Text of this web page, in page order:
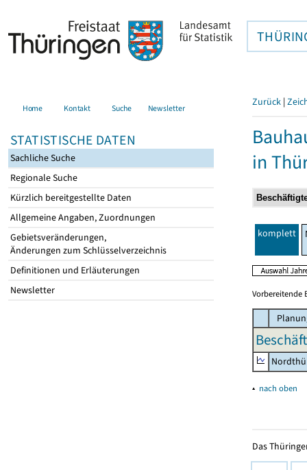
Home Kontakt Suche Newsletter
STATISTISCHE DATEN
Sachliche Suche
Regionale Suche
Kürzlich bereitgestellte Daten
Allgemeine Angaben, Zuordnungen
Gebietsveränderungen,
Änderungen zum Schlüsselverzeichnis
Definitionen und Erläuterungen
Newsletter
Zurück |
in
komplett
Vorbereitende
▴ nach oben
Das